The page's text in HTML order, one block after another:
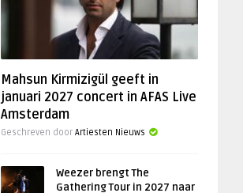
Mahsun Kirmizigül geeft in
januari 2027 concert in AFAS Live
Amsterdam
Geschreven door Artiesten Nieuws
Weezer brengt The
Gathering Tour in 2027 naar